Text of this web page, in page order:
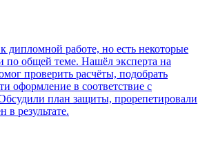
дипломной работе, но есть некоторые
по общей теме. Нашёл эксперта на
проверить расчёты, подобрать
оформление в соответствие с
план защиты, прорепетировали
в результате.